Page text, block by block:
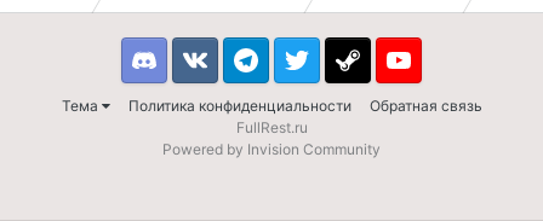
Тема Политика конфиденциальности Обратная связь
DiscordVK TelegramTwitter Steam Youtube
FullRest.ru
Powered by Invision Community